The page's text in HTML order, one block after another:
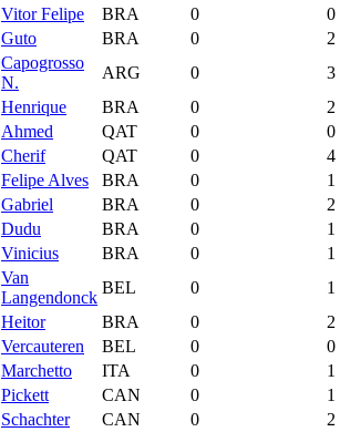
Vitor Felipe BRA 0
0
Guto BRA 0
2
Capogrosso
N.
ARG 0
3
Henrique BRA 0
2
Ahmed QAT 0
0
Cherif QAT 0
4
Felipe Alves BRA 0
1
Gabriel BRA 0
2
Dudu BRA 0
1
Vinicius BRA 0
1
Van
Langendonck
BEL 0
1
Heitor BRA 0
2
Vercauteren BEL 0
0
Marchetto ITA 0
1
Pickett CAN 0
1
Schachter CAN 0
2